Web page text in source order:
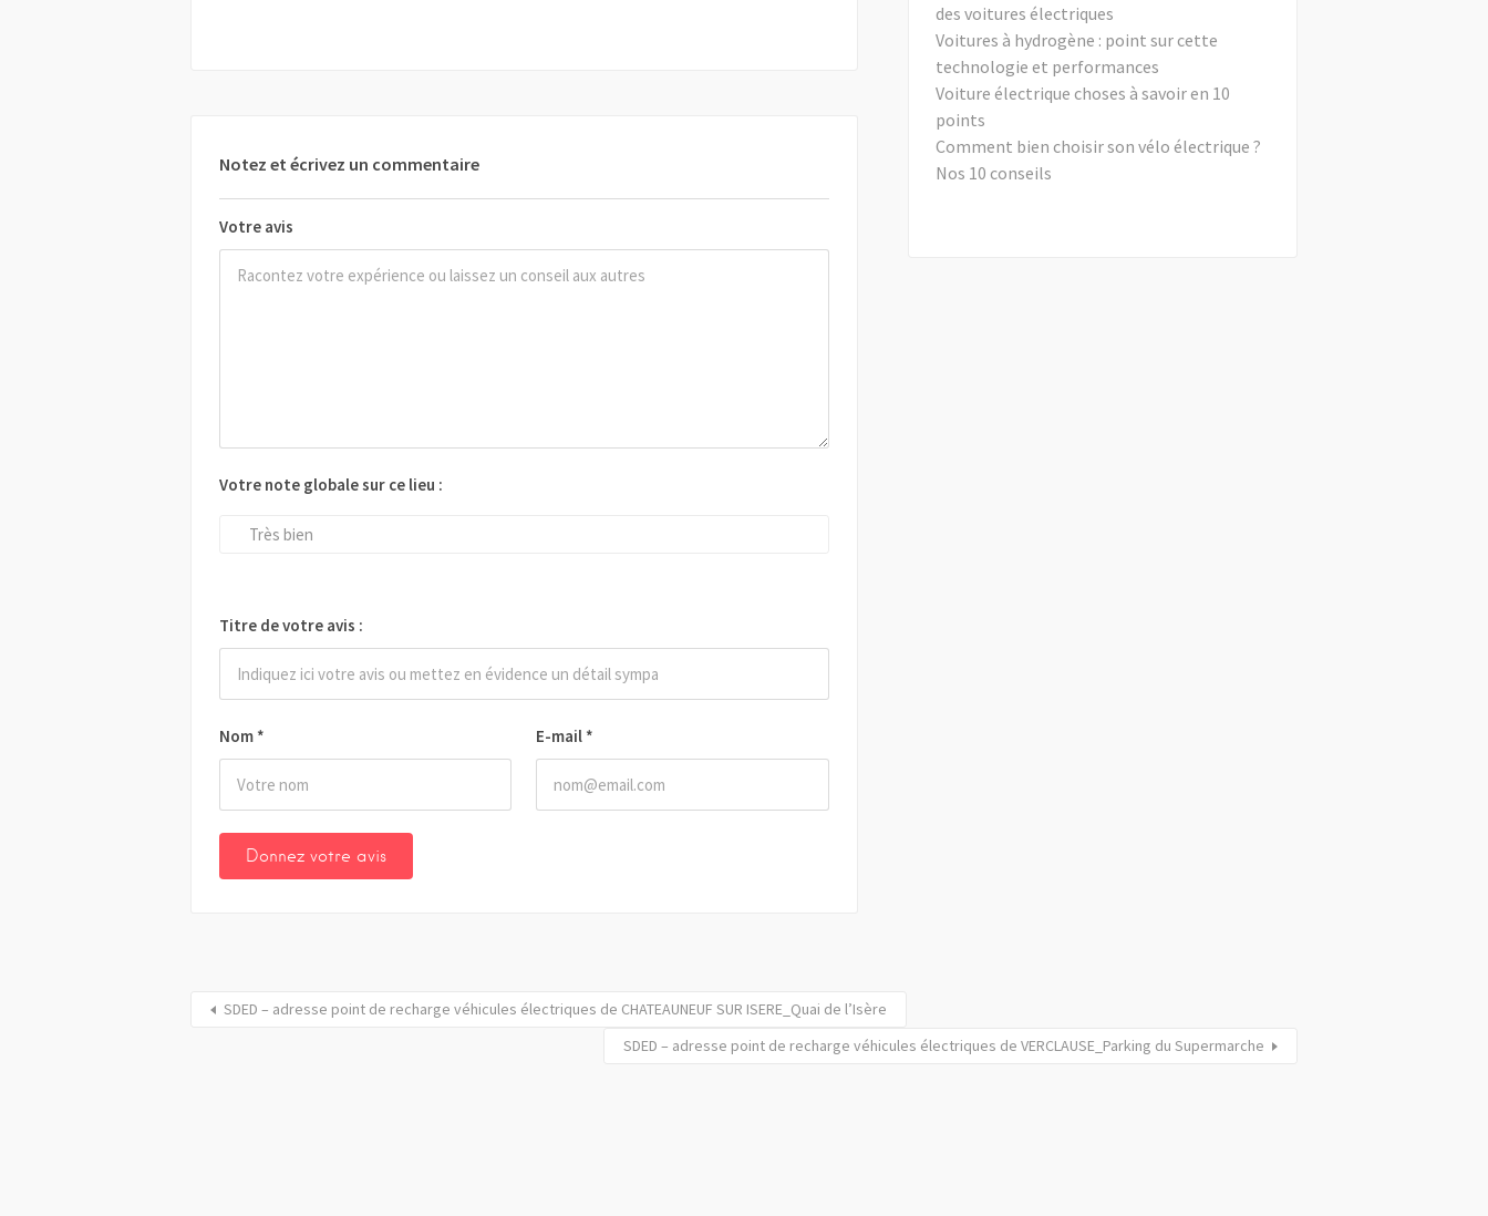
Notez et écrivez un commentaire
Votre avis
Nom * E-mail *
Votre note globale sur ce lieu :
Très bien
Titre de votre avis :
des voitures électriques
Voitures à hydrogène : point sur cette
technologie et performances
Voiture électrique choses à savoir en 10
points
Comment bien choisir son vélo électrique ?
Nos 10 conseils
SDED – adresse point de recharge véhicules électriques de CHATEAUNEUF SUR ISERE_Quai de l’Isère
SDED – adresse point de recharge véhicules électriques de VERCLAUSE_Parking du Supermarche